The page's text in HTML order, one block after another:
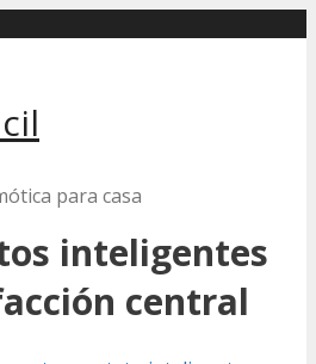
para casa
inteligentes
central